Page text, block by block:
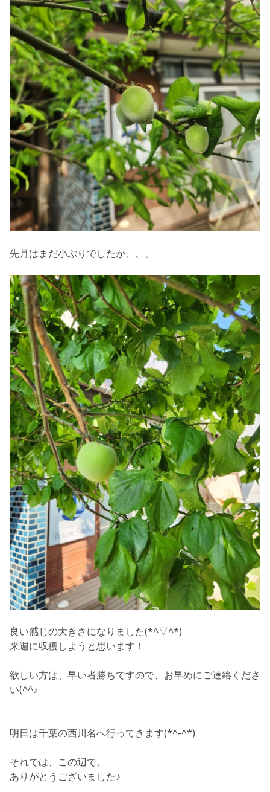
先月はまだ小ぶりでしたが、、、
良い感じの大きさになりました(*^▽^*)
来週に収穫しようと思います！
欲しい方は、早い者勝ちですので、お早めにご連絡くださ
い(^^♪
明日は千葉の西川名へ行ってきます(*^-^*)
それでは、この辺で。
ありがとうございました♪